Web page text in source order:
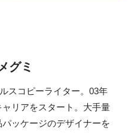
グミ
スコピーライター。03年
リアをスタート。大手量
ッケージのデザイナーを